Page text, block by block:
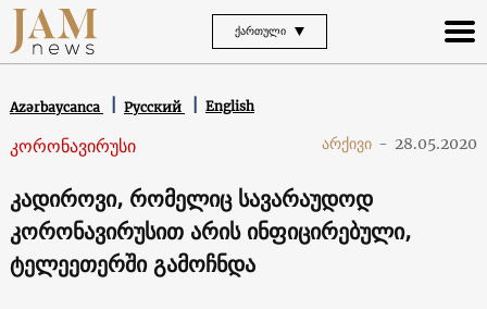
ᲥᲐᲠᲗᲣᲚᲘ
Azərbaycanca Русский English
კორონავირუსი არქივი - 28.05.2020
კადიროვი, რომელიც სავარაუდოდ
კორონავირუსით არის ინფიცირებული,
ტელეეთერში გამოჩნდა